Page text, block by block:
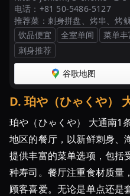
电话： +81 50-5486-5127
推荐菜： 刺身拼盘、烤串、烤
饮品便宜
全室单间 菜单丰
刺身推荐
谷歌地图
D.珀や（ひゃくや）
珀や（ひゃくや） 大通南1
地区的餐厅，以新鲜刺身、
提供丰富的菜单选项，包括
种寿司。餐厅注重食材质量
顾客喜爱。无论是单点还是